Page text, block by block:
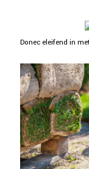
Donec eleifend in